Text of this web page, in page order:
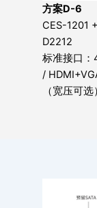
方案D-6
CES-1201
D2212
标准接口
/
（宽压可选）